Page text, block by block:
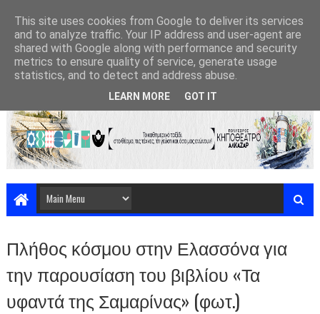
Πλήθος κόσμου στην Ελασσόνα για
την παρουσίαση του βιβλίου «Τα
υφαντά της Σαμαρίνας» (φωτ.)
This site uses cookies from Google to deliver its services
and to analyze traffic. Your IP address and user-agent are
shared with Google along with performance and security
metrics to ensure quality of service, generate usage
statistics, and to detect and address abuse.
LEARN MORE GOT IT